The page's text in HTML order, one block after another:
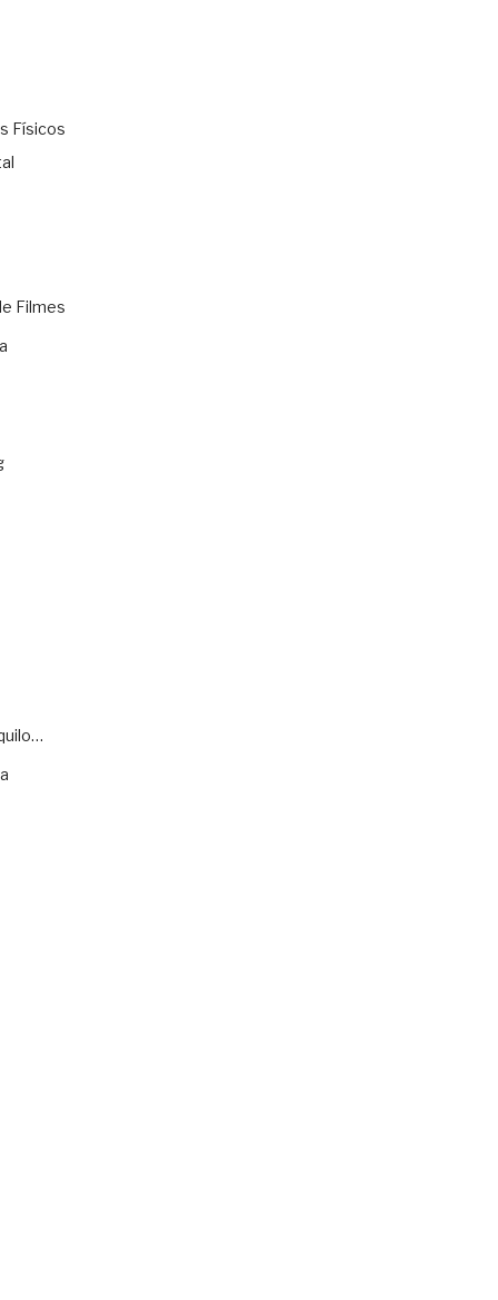
Físicos
Filmes